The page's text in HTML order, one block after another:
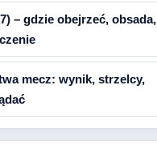
– gdzie obejrzeć, obsada,
mecz: wynik, strzelcy,